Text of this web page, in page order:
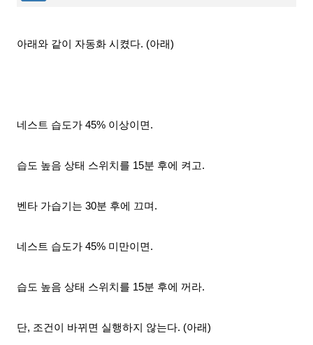
아래와 같이 자동화 시켰다. (아래)
네스트 습도가 45% 이상이면.
습도 높음 상태 스위치를 15분 후에 켜고.
벤타 가습기는 30분 후에 끄며.
네스트 습도가 45% 미만이면.
습도 높음 상태 스위치를 15분 후에 꺼라.
단, 조건이 바뀌면 실행하지 않는다. (아래)